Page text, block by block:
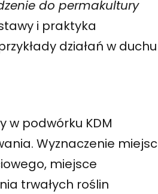
do permakultury
i praktyka
działań w duchu
w podwórku KDM
Wyznaczenie miejsc
miejsce
trwałych roślin